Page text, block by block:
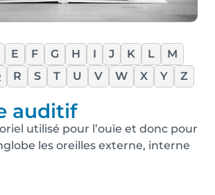
E F G H I J K L
M
R S T U V W X Y Z
auditif
utilisé pour l’ouïe et donc pour
les oreilles externe, interne